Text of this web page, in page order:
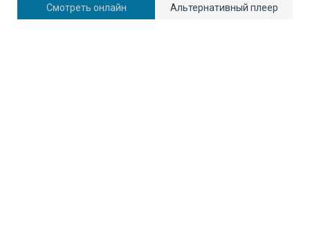
Смотреть онлайн Альтернативный плеер